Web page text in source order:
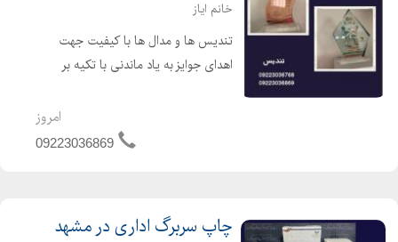
خانم ایاز
تندیس ها و مدال ها با کیفیت جهت
اهدای جوایز به یاد ماندنی با تکیه بر
بگیرید . ارسال به تمام نقاط کشور .
امروز
09223036869
چاپ سربرگ اداری در مشهد